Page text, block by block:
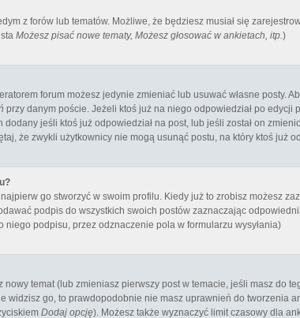
z forów lub tematów. Możliwe, że będziesz musiał się
Możesz pisać nowe tematy, Możesz głosować w ankietach, itp.)
forum możesz jedynie zmieniać lub usuwać własne posty.
przy danym poście. Jeżeli ktoś już na niego odpowiedział po
jeśli ktoś już odpowiedział na post, lub jeśli został on
że zwykli użytkownicy nie mogą usunąć postu, na który ktoś już
go stworzyć w swoim profilu. Kiedy już to zrobisz możesz
podpis do wszystkich swoich postów zaznaczając
podpisu, przez odznaczenie pola w formularzu wysyłania)
nowy temat (lub zmieniasz pierwszy post w temacie, jeśli masz do
widzisz go, to prawdopodobnie nie masz uprawnień do tworzenia
Dodaj opcję). Możesz także wyznaczyć limit czasowy dla